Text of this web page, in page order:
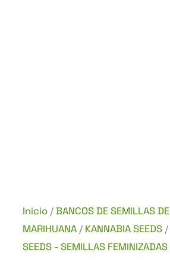
Inicio /BANCOS DE SEMILLAS DE
MARIHUANA / KANNABIA SEEDS /
SEEDS - SEMILLAS FEMINIZADAS